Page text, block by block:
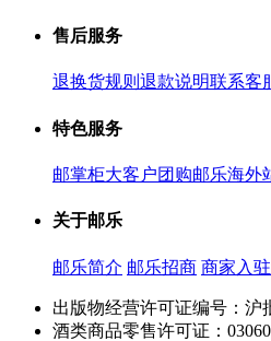
售后服务
退换货规则 退款说明联系客
特色服务
邮掌柜大客户团购邮乐海外
关于邮乐
邮乐简介 邮乐招商 商家入驻
出版物经营许可证编号：沪
酒类商品零售许可证：